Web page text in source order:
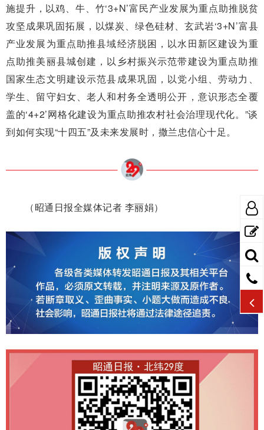
施提升，以鸡、牛、竹‘3+N’富民产业发展为重点助推脱贫
攻坚成果巩固拓展，以煤炭、绿色硅材、玄武岩‘3+N’富县
产业发展为重点助推县域经济脱困，以水田新区建设为重
点助推美丽县城创建，以乡村振兴示范带建设为重点助推
国家生态文明建设示范县成果巩固，以党小组、劳动力、
学生、留守妇女、老人和村务全透明公开，意识形态全覆
盖的‘4+2’网格化建设为重点助推农村社会治理现代化。”谈
到如何实现“十四五”及未来发展时，撒兰忠信心十足。
（昭通日报全媒体记者 李丽娟）